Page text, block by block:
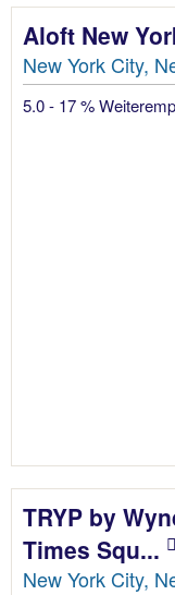
Aloft New
New York City,
5.0 - 17 %
TRYP by
Times Squ...
New York City,